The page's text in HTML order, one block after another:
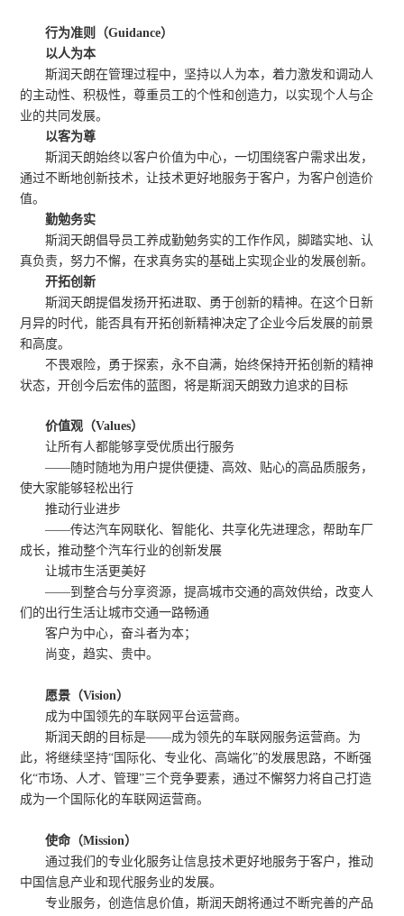
行为准则（Guidance）
以人为本
斯润天朗在管理过程中，坚持以人为本，着力激发和调动人
的主动性、积极性，尊重员工的个性和创造力，以实现个人与企
业的共同发展。
以客为尊
斯润天朗始终以客户价值为中心，一切围绕客户需求出发，
通过不断地创新技术，让技术更好地服务于客户，为客户创造价
值。
勤勉务实
斯润天朗倡导员工养成勤勉务实的工作作风，脚踏实地、认
真负责，努力不懈，在求真务实的基础上实现企业的发展创新。
开拓创新
斯润天朗提倡发扬开拓进取、勇于创新的精神。在这个日新
月异的时代，能否具有开拓创新精神决定了企业今后发展的前景
和高度。
不畏艰险，勇于探索，永不自满，始终保持开拓创新的精神
状态，开创今后宏伟的蓝图，将是斯润天朗致力追求的目标
价值观（Values）
让所有人都能够享受优质出行服务
——随时随地为用户提供便捷、高效、贴心的高品质服务，
使大家能够轻松出行
推动行业进步
——传达汽车网联化、智能化、共享化先进理念，帮助车厂
成长，推动整个汽车行业的创新发展
让城市生活更美好
——到整合与分享资源，提高城市交通的高效供给，改变人
们的出行生活让城市交通一路畅通
客户为中心，奋斗者为本；
尚变，趋实、贵中。
愿景（Vision）
成为中国领先的车联网平台运营商。
斯润天朗的目标是——成为领先的车联网服务运营商。为
此，将继续坚持“国际化、专业化、高端化”的发展思路，不断强
化“市场、人才、管理”三个竞争要素，通过不懈努力将自己打造
成为一个国际化的车联网运营商。
使命（Mission）
通过我们的专业化服务让信息技术更好地服务于客户，推动
中国信息产业和现代服务业的发展。
专业服务，创造信息价值，斯润天朗将通过不断完善的产品